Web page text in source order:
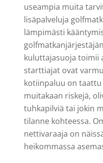
useampia muita
lisäpalveluja
lämpimästi
kuluttajasuoja toimii
starttiajat ovat
kotiinpaluu on
muitakaan riskejä,
tuhkapilviä tai jokin
tilanne kohteessa.
nettivaraaja on
heikommassa